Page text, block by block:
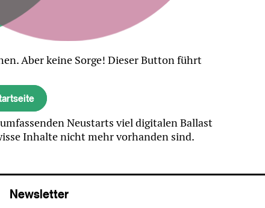
Aber keine Sorge! Dieser Button führt
Neustarts viel digitalen Ballast
Inhalte nicht mehr vorhanden sind.
Newsletter